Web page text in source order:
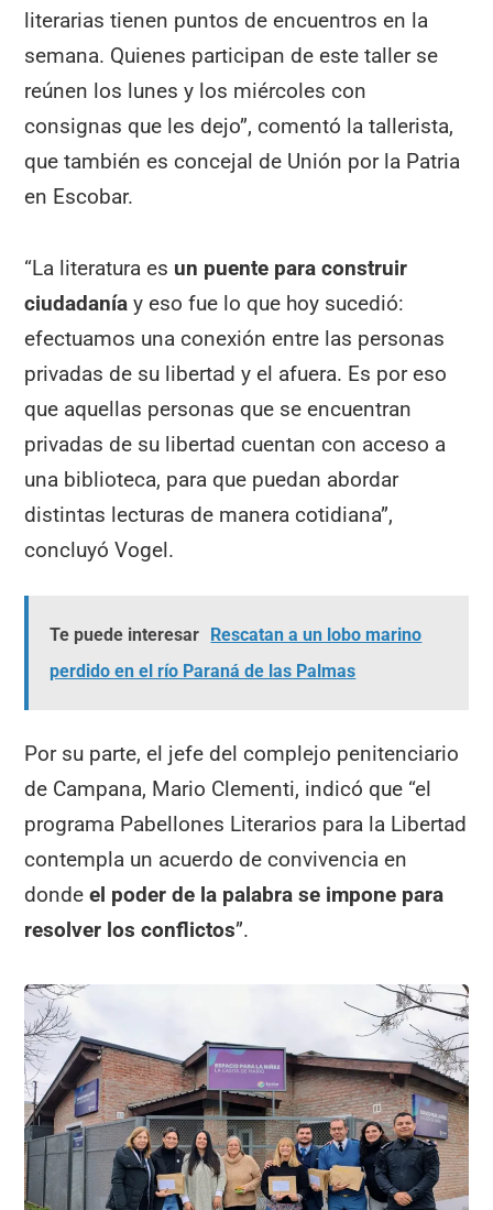
literarias tienen puntos de encuentros en la
semana. Quienes participan de este taller se
reúnen los lunes y los miércoles con
consignas que les dejo”, comentó la tallerista,
que también es concejal de Unión por la Patria
en Escobar.
“La literatura es un puente para construir
ciudadanía y eso fue lo que hoy sucedió:
efectuamos una conexión entre las personas
privadas de su libertad y el afuera. Es por eso
que aquellas personas que se encuentran
privadas de su libertad cuentan con acceso a
una biblioteca, para que puedan abordar
distintas lecturas de manera cotidiana”,
concluyó Vogel.
Te puede interesar Rescatan a un lobo marino
perdido en el río Paraná de las Palmas
Por su parte, el jefe del complejo penitenciario
de Campana, Mario Clementi, indicó que “el
programa Pabellones Literarios para la Libertad
contempla un acuerdo de convivencia en
dondeel poder de la palabra se impone para
resolver los conflictos”.